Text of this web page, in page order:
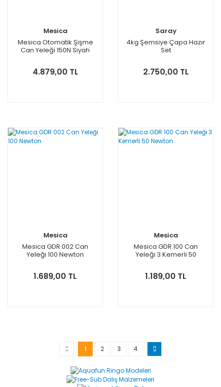
Mesica
Mesica Otomatik Şişme
Can Yeleği 150N Siyah
4.879,00 TL
Saray
4kg Şemsiye Çapa Hazır
Set
2.750,00 TL
Mesica
Mesica GDR 002 Can
Yeleği 100 Newton
1.689,00 TL
Mesica
Mesica GDR 100 Can
Yeleği 3 Kemerli 50
1.189,00 TL
1 2 3 4